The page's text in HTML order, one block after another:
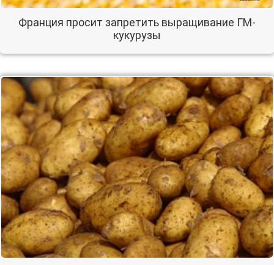
Франция просит запретить выращивание ГМ-
кукурузы